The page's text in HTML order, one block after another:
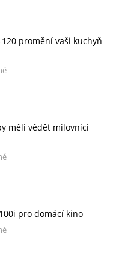
promění vaši kuchyň
měli vědět milovníci
pro domácí kino